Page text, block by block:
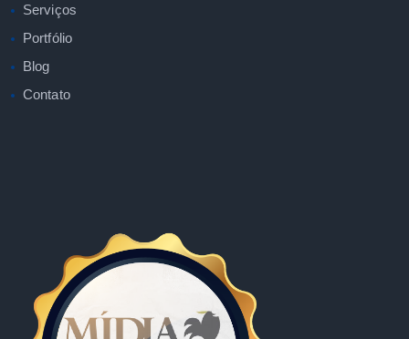
Serviços
Portfólio
Blog
Contato